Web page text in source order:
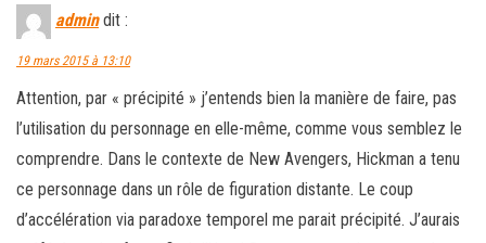
admin dit :
19 mars 2015 à 13:10
Attention, par « précipité » j’entends bien la manière de faire, pas
l’utilisation du personnage en elle-même, comme vous semblez le
comprendre. Dans le contexte de New Avengers, Hickman a tenu
ce personnage dans un rôle de figuration distante. Le coup
d’accélération via paradoxe temporel me parait précipité. J’aurais